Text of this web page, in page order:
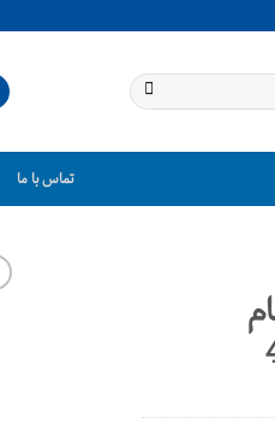
تماس با ما